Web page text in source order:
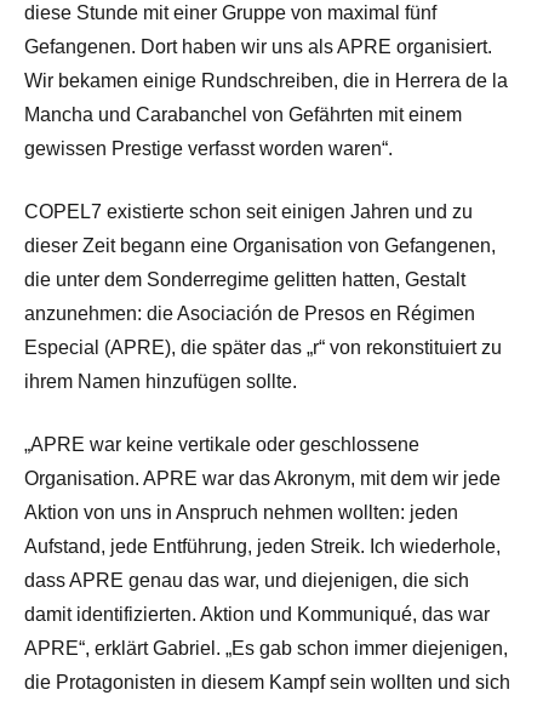
diese Stunde mit einer Gruppe von maximal fünf
Gefangenen. Dort haben wir uns als APRE organisiert.
Wir bekamen einige Rundschreiben, die in Herrera de la
Mancha und Carabanchel von Gefährten mit einem
gewissen Prestige verfasst worden waren“.
COPEL7 existierte schon seit einigen Jahren und zu
dieser Zeit begann eine Organisation von Gefangenen,
die unter dem Sonderregime gelitten hatten, Gestalt
anzunehmen: die Asociación de Presos en Régimen
Especial (APRE), die später das „r“ von rekonstituiert zu
ihrem Namen hinzufügen sollte.
„APRE war keine vertikale oder geschlossene
Organisation. APRE war das Akronym, mit dem wir jede
Aktion von uns in Anspruch nehmen wollten: jeden
Aufstand, jede Entführung, jeden Streik. Ich wiederhole,
dass APRE genau das war, und diejenigen, die sich
damit identifizierten. Aktion und Kommuniqué, das war
APRE“, erklärt Gabriel. „Es gab schon immer diejenigen,
die Protagonisten in diesem Kampf sein wollten und sich